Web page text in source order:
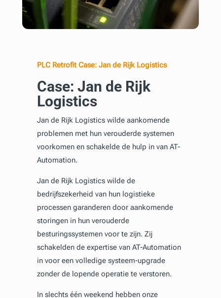
PLC Retrofit Case: Jan de Rijk Logistics
Case: Jan de Rijk
Logistics
Jan de Rijk Logistics wilde aankomende
problemen met hun verouderde systemen
voorkomen en schakelde de hulp in van AT-
Automation.
Jan de Rijk Logistics wilde de
bedrijfszekerheid van hun logistieke
processen garanderen door aankomende
storingen in hun verouderde
besturingssystemen voor te zijn. Zij
schakelden de expertise van AT-Automation
in voor een volledige systeem-upgrade
zonder de lopende operatie te verstoren.
In slechts één weekend hebben onze